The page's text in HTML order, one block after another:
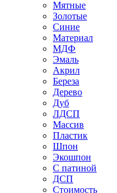
Мятные
Золотые
Синие
Материал
МДФ
Эмаль
Акрил
Береза
Дерево
Дуб
ЛДСП
Массив
Пластик
Шпон
Экошпон
С патиной
ДСП
Стоимость